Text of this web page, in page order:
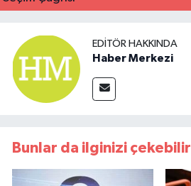
EDITÖR HAKKINDA
Haber Merkezi
Bunlar da ilginizi çekebilir